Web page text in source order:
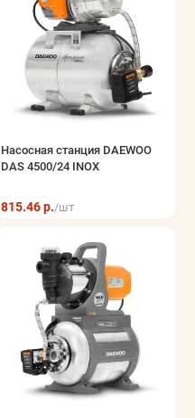
Насосная станция DAEWOO
DAS 4500/24 INOX
815.46 р./шт